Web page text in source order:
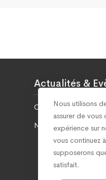
Actualités &
Covid-19
Nos réalisations
Nous utilisons
assurer de vous
expérience sur
vous continuez
supposerons
satisfait.